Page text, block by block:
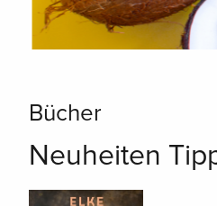
Bücher
Neuheiten